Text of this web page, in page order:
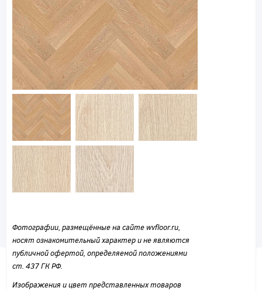
Фотографии, размещённые на сайте wvfloor.ru,
носят ознакомительный характер и не являются
публичной офертой, определяемой положениями
ст. 437 ГК РФ.
Изображения и цвет представленных товаров